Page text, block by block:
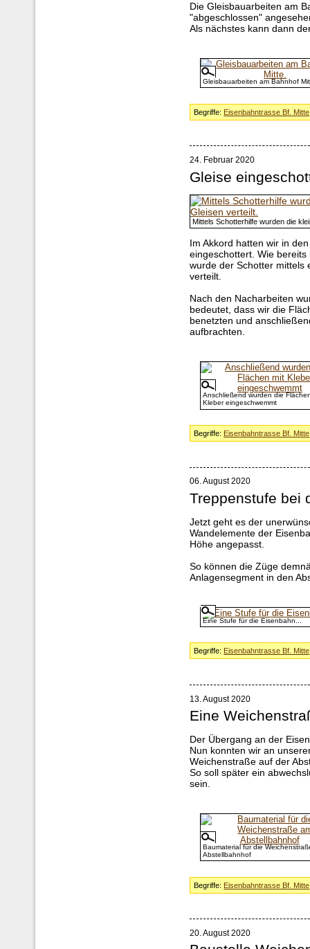
Die Gleisbauarbeiten am
"abgeschlossen"
Als nächstes kann dann
Gleisbauarbeiten am Bahnhof
Begriffe: Eisenbahntrasse Bf. Mitte
24. Februar 2020
Gleise
Mittels Schotterhilfe wurden die
Im Akkord hatten wir in
eingeschottert. Wie
wurde der Schotter mittels
verteilt.
Nach den Nacharbeiten
bedeutet, dass wir die
benetzten und
aufbrachten.
Anschließend wurden die
Kleber eingeschwemmt
Begriffe: Eisenbahntrasse Bf. Mitte
06. August 2020
Treppenstufe bei
Jetzt geht es der
Wandelemente der
Höhe angepasst.
So können die Züge
Anlagensegment in den
Eine Stufe für die Eisenbahn...
Begriffe: Eisenbahntrasse Bf. Mitte
13. August 2020
Eine
Der Übergang an der
Nun konnten wir an
Weichenstraße auf der
So soll später ein
sein.
Baumaterial für die
Abstellbahnhof
Begriffe: Eisenbahntrasse Bf. Mitte
20. August 2020